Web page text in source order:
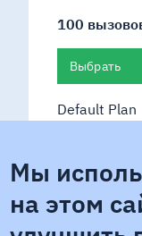
100
Выбрать
Default Plan
Smart
Показать
Мы
на этом